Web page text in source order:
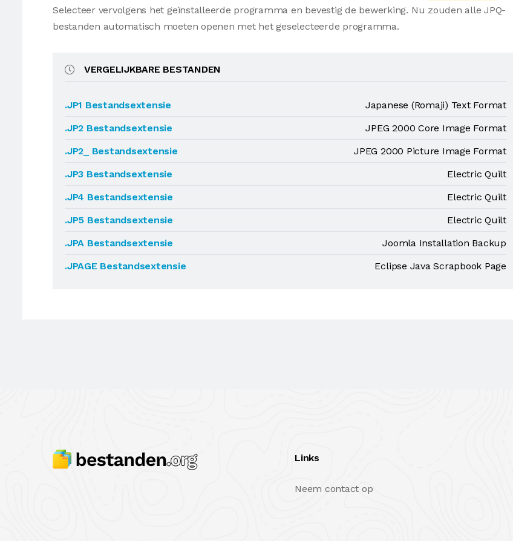
Selecteer vervolgens het geïnstalleerde programma en bevestig de bewerking. Nu zouden alle JPQ-
bestanden automatisch moeten openen met het geselecteerde programma.
VERGELIJKBARE BESTANDEN
.JP1 Bestandsextensie
Japanese (Romaji) Text Format
.JP2 Bestandsextensie
JPEG 2000 Core Image Format
.JP2_ Bestandsextensie
JPEG 2000 Picture Image Format
.JP3 Bestandsextensie
Electric Quilt
.JP4 Bestandsextensie
Electric Quilt
.JP5 Bestandsextensie
Electric Quilt
.JPA Bestandsextensie
Joomla Installation Backup
.JPAGE Bestandsextensie
Eclipse Java Scrapbook Page
Links
Neem contact op